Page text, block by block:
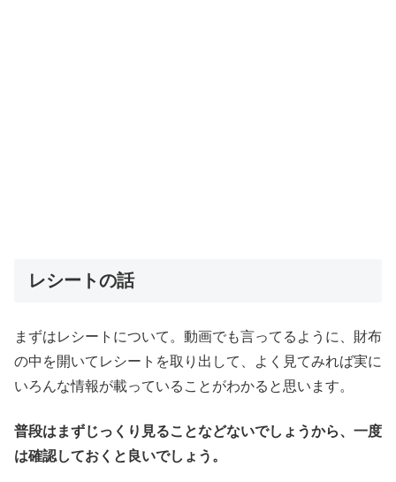
レシートの話
まずはレシートについて。動画でも言ってるように、財布
の中を開いてレシートを取り出して、よく見てみれば実に
いろんな情報が載っていることがわかると思います。
普段はまずじっくり見ることなどないでしょうから、一度
は確認しておくと良いでしょう。